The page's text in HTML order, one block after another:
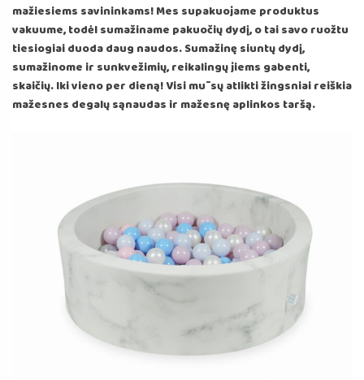
mažiesiems savininkams! Mes supakuojame produktus
vakuume, todėl sumažiname pakuočių dydį, o tai savo ruožtu
tiesiogiai duoda daug naudos. Sumažinę siuntų dydį,
sumažinome ir sunkvežimių, reikalingų jiems gabenti,
skaičių. Iki vieno per dieną! Visi mūsų atlikti žingsniai reiškia
mažesnes degalų sąnaudas ir mažesnę aplinkos taršą.